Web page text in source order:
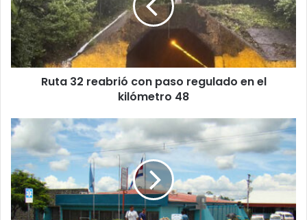
paso
regulado
en
el
kilómetro
Ruta 32 reabrió con paso regulado en el
kilómetro 48
Hospital
de
Guápiles
redujo
tiempos
de
espera